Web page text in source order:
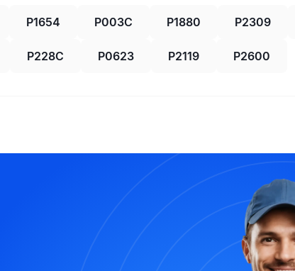
P1654 P003C P1880 P2309
P228C P0623 P2119 P2600